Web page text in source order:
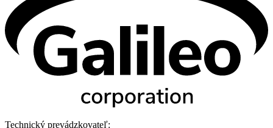
Technický prevádzkovateľ: